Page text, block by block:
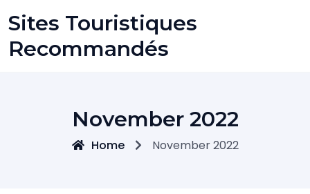
to
content
Sites Touristiques
Recommandés
November 2022
Home November 2022